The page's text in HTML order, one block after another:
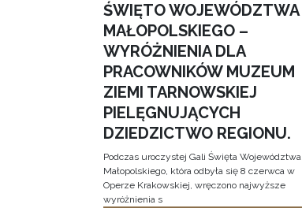
ŚWIĘTO WOJEWÓDZTWA
MAŁOPOLSKIEGO –
WYRÓŻNIENIA DLA
PRACOWNIKÓW MUZEUM
ZIEMI TARNOWSKIEJ
PIELĘGNUJĄCYCH
DZIEDZICTWO REGIONU.
Podczas uroczystej Gali Święta Województwa
Małopolskiego, która odbyła się 8 czerwca w
Operze Krakowskiej, wręczono najwyższe
wyróżnienia s